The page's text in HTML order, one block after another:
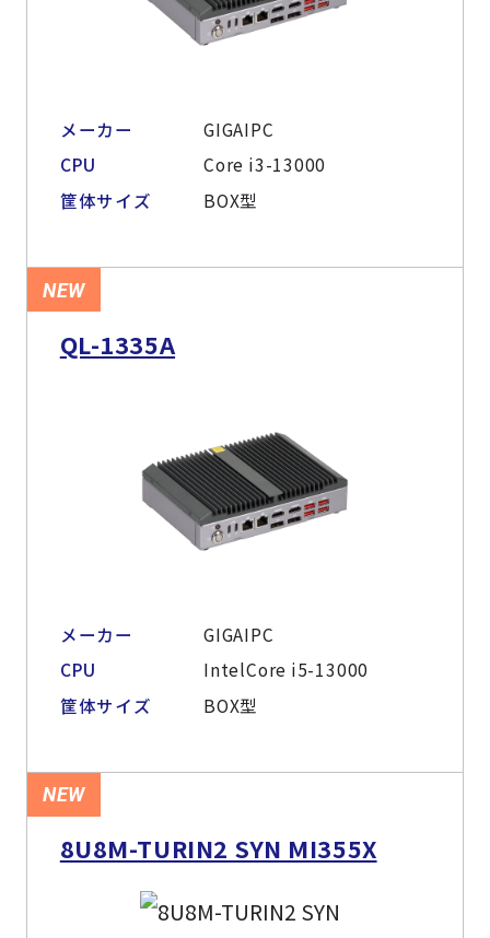
メーカー
GIGAIPC
CPU
Core i3-13000
筐体サイズ
BOX型
NEW
QL-1335A
メーカー
GIGAIPC
CPU
IntelCore i5-13000
筐体サイズ
BOX型
NEW
8U8M-TURIN2 SYN MI355X